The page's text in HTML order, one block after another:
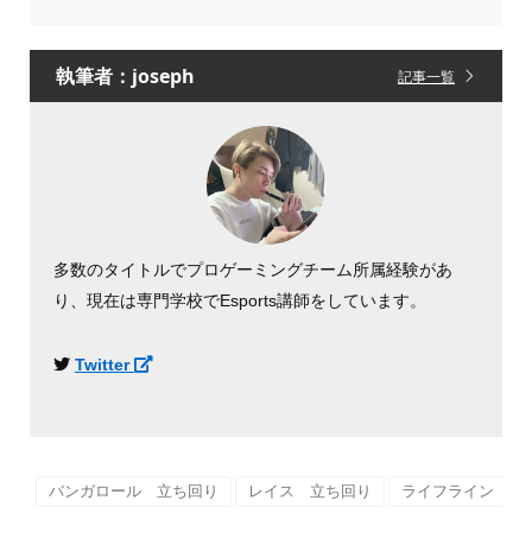
執筆者：joseph 記事一覧
多数のタイトルでプロゲーミングチーム所属経験があ
り、現在は専門学校でEsports講師をしています。
Twitter
バンガロール 立ち回り レイス 立ち回り ライフライン 立